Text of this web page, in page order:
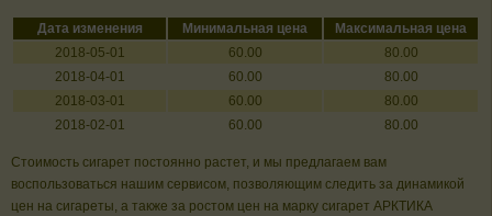
Дата изменения Минимальная цена
Максимальная цена
2018-05-01
60.00
80.00
2018-04-01
60.00
80.00
2018-03-01
60.00
80.00
2018-02-01
60.00 80.00
Стоимость сигарет постоянно растет, и мы предлагаем вам
воспользоваться нашим сервисом, позволяющим следить за динамикой
цен на сигареты, а также за ростом цен на марку сигарет АРКТИКА